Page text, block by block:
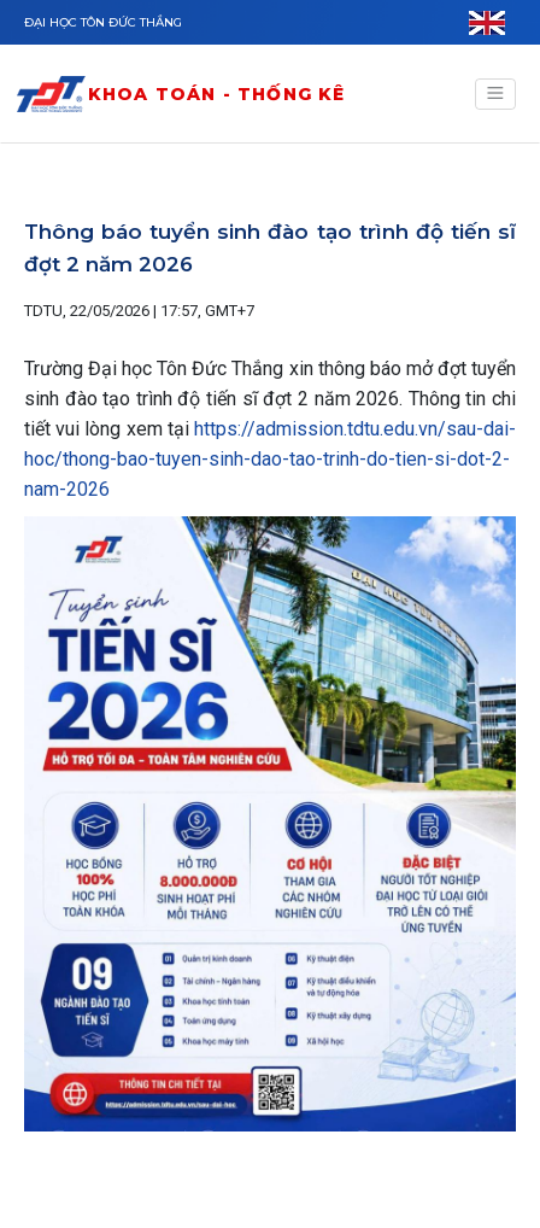
Nhảy đến nội dung
ĐẠI HỌC TÔN ĐỨC THẮNG
KHOA TOÁN - THỐNG KÊ
Thông báo tuyển sinh đào tạo trình độ tiến sĩ
đợt 2 năm 2026
TDTU, 22/05/2026 | 17:57, GMT+7
Trường Đại học Tôn Đức Thắng xin thông báo mở đợt tuyển
sinh đào tạo trình độ tiến sĩ đợt 2 năm 2026. Thông tin chi
tiết vui lòng xem tại https://admission.tdtu.edu.vn/sau-dai-
hoc/thong-bao-tuyen-sinh-dao-tao-trinh-do-tien-si-dot-2-
nam-2026